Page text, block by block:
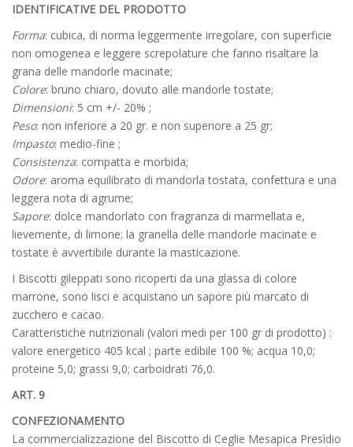
IDENTIFICATIVE DEL PRODOTTO
Forma: cubica, di norma leggermente irregolare, con superficie
non omogenea e leggere screpolature che fanno risaltare la
grana delle mandorle macinate;
Colore: bruno chiaro, dovuto alle mandorle tostate;
Dimensioni: 5 cm +/- 20% ;
Peso: non inferiore a 20 gr. e non superiore a 25 gr;
Impasto: medio-fine ;
Consistenza: compatta e morbida;
Odore: aroma equilibrato di mandorla tostata, confettura e una
leggera nota di agrume;
Sapore: dolce mandorlato con fragranza di marmellata e,
lievemente, di limone; la granella delle mandorle macinate e
tostate è avvertibile durante la masticazione.
I Biscotti gileppati sono ricoperti da una glassa di colore
marrone, sono lisci e acquistano un sapore più marcato di
zucchero e cacao.
Caratteristiche nutrizionali (valori medi per 100 gr di prodotto) :
valore energetico 405 kcal ; parte edibile 100 %; acqua 10,0;
proteine 5,0; grassi 9,0; carboidrati 76,0.
ART. 9
CONFEZIONAMENTO
La commercializzazione del Biscotto di Ceglie Mesapica Presìdio